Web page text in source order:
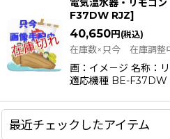
在庫あり
並び順:
絞り込
電気温水器・リモコン
F37DW RJZ]
40,650円 (税込)
在庫数×只今 在庫調整
画：イメ－ジ 名称：
適応機種 BE-
最近チェックしたアイテム